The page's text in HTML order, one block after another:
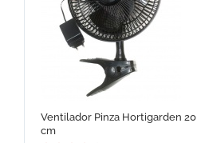
Ventilador Pinza Hortigarden 20
cm